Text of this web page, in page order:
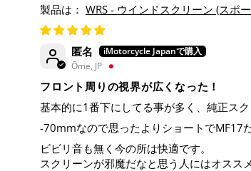
WRS - ウインドスクリーン (スポ
匿名
Ōme, JP
フロント周りの視界が広くなった！
基本的に1番下にしてる事が多く、純正ス
-70mmなので思ったよりショートでMF17
ビビリ音も無く今の所は快適です。
スクリーンが邪魔だなと思う人にはオススメ